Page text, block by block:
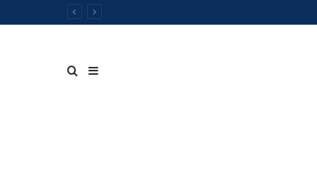
بحثإضافة